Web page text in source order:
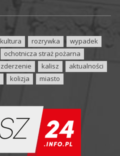
kultura rozrywka
wypadek
ochotnicza straż pożarna
zderzenie kalisz
aktualności
kolizja miasto